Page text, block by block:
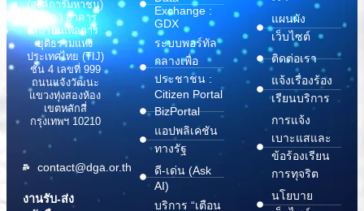
(องค์การมหาชน)
(สพร.) อาคาร
สถาบันเพื่อการ
ยุติธรรมแห่ง
ประเทศไทย (TIJ)
ชั้น 4 เลขที่ 999
ถนนแจ้งวัฒนะ
แขวงทุ่งสองห้อง
เขตหลักสี่
กรุงเทพฯ 10210
contact@dga.or.th
งานรับ-ส่ง
Exchange :
GDX
ระบบพอร์ทัล
กลางเพื่อ
ประชาชน :
Citizen Portal
BizPortal
แอปพลิเคชัน
ทางรัฐ
ดี-เด่น (Ask
AI)
บริการ “เตือน
แผนผัง
เว็บไซต์
ติดต่อเรา
แจ้งเรื่องร้อง
เรียนบริการ
การแจ้ง
เบาะแสและ
ข้อร้องเรียน
การทุจริต
นโยบาย